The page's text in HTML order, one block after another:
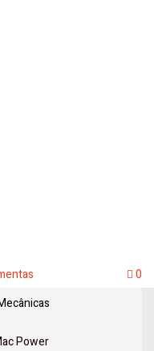
0
Power